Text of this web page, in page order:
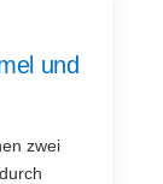
und
zwei